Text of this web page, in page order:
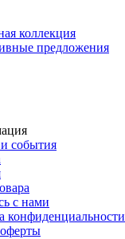
коллекция
предложения
события
с нами
конфиденциальности